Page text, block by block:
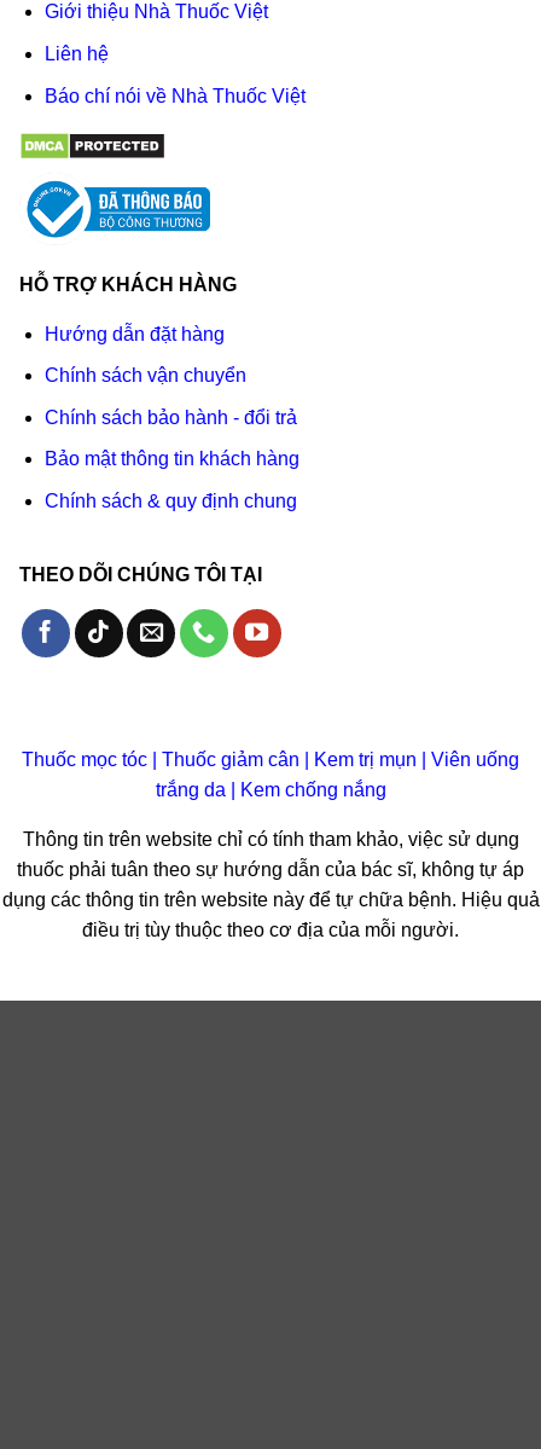
Giới thiệu Nhà Thuốc Việt
Liên hệ
Báo chí nói về Nhà Thuốc Việt
HỖ TRỢ KHÁCH HÀNG
Hướng dẫn đặt hàng
Chính sách vận chuyển
Chính sách bảo hành - đổi trả
Bảo mật thông tin khách hàng
Chính sách & quy định chung
THEO DÕI CHÚNG TÔI TẠI
Thuốc mọc tóc Thuốc giảm cân Kem trị mụn
Viên uống
trắng da
Kem chống nắng
Thông tin trên website chỉ có tính tham khảo, việc sử dụng
thuốc phải tuân theo sự hướng dẫn của bác sĩ, không tự áp
dụng các thông tin trên website này để tự chữa bệnh. Hiệu quả
điều trị tùy thuộc theo cơ địa của mỗi người.